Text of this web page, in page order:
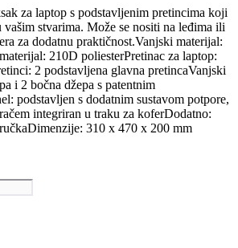
za laptop s podstavljenim pretincima koji
vašim stvarima. Može se nositi na leđima ili
za dodatnu praktičnost.Vanjski materijal:
210D poliesterPretinac za laptop:
2 podstavljena glavna pretincaVanjski
i 2 bočna džepa s patentnim
podstavljen s dodatnim sustavom potpore,
integriran u traku za koferDodatno:
310 x 470 x 200 mm